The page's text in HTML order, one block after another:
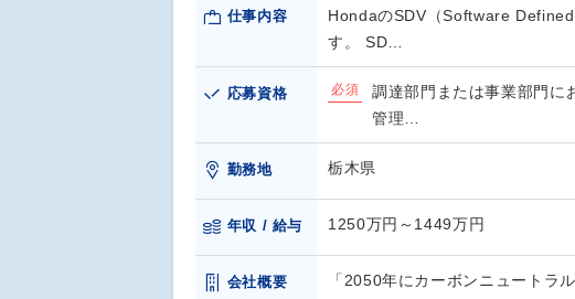
仕事内容
HondaのSDV（Software
す。 SD…
応募資格 必須
調達部門または事業部門に
管理…
勤務地 栃木県
年収 / 給与 1250万円～1449万円
会社概要 「2050年にカーボンニュートラ